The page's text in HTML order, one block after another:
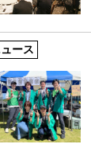
ース